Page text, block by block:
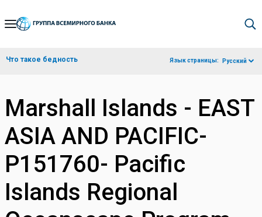
Skip
Navigation
Что такое бедность Язык страницы: Русский
Marshall Islands - EAST
ASIA AND PACIFIC-
P151760- Pacific
Islands Regional